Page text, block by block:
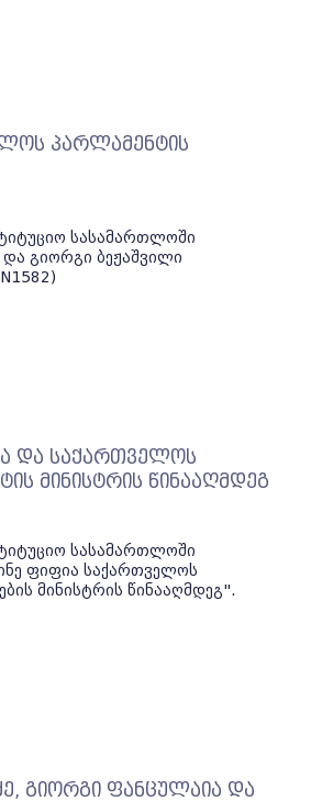
პარლამენტის
სასამართლოში
და გიორგი ბეჟაშვილი
და საქართველოს
მინისტრის წინააღმდეგ
სასამართლოში
ფიფია საქართველოს
მინისტრის წინააღმდეგ".
გიორგი ფანცულაია და